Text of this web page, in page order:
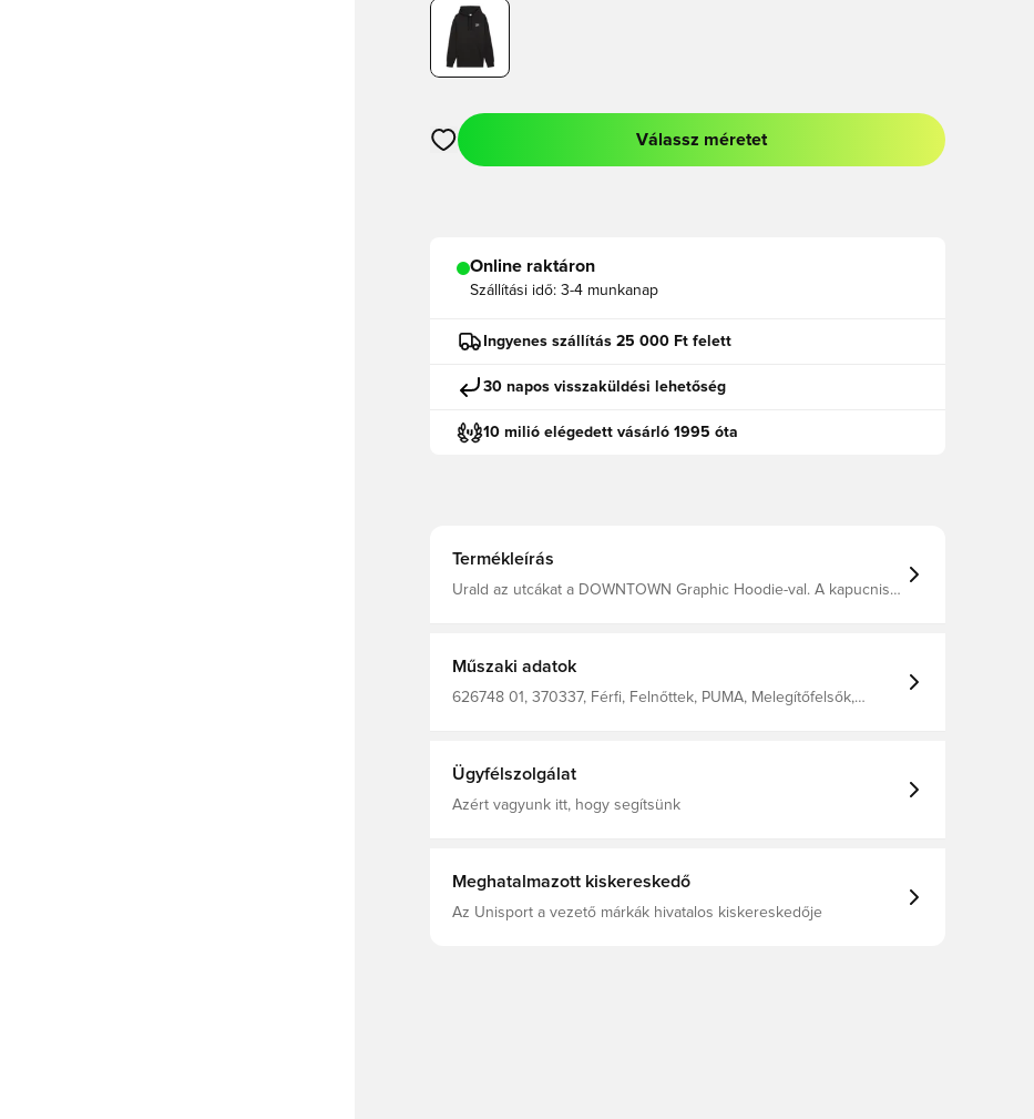
Megnyit egy modált a bejelentkezéshez vagy a tagként való regisztrációhoz
Válassz méretet
Online raktáron
Szállítási idő: 3-4 munkanap
Ingyenes szállítás 25 000 Ft felett
30 napos visszaküldési lehetőség
10 milió elégedett vásárló 1995 óta
Termékleírás
Urald az utcákat a DOWNTOWN Graphic Hoodie-val. A kapucnis
városi dzsungelbe és azon túlra. Laza szabás 330 g/m², francia
márkajelzések
Műszaki adatok
626748 01, 370337, Férfi, Felnőttek, PUMA, Melegítőfelsők,
Ügyfélszolgálat
Azért vagyunk itt, hogy segítsünk
Meghatalmazott kiskereskedő
Az Unisport a vezető márkák hivatalos kiskereskedője